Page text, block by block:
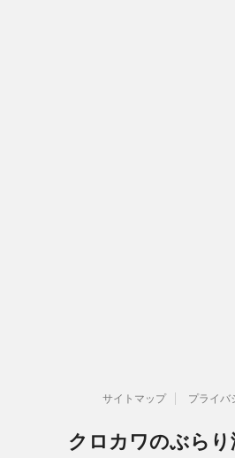
サイトマップ プライバ
クロカワのぶらり